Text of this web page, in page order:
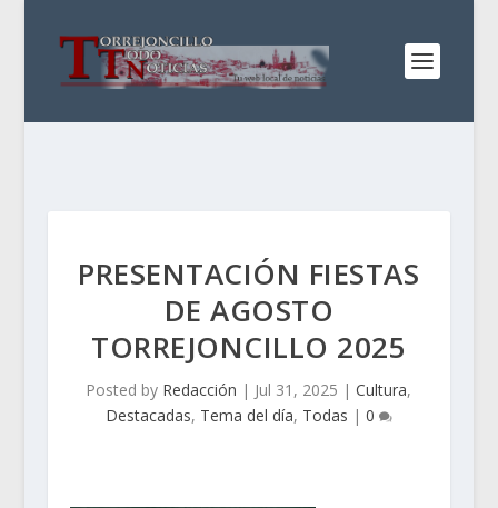
PRESENTACIÓN FIESTAS
DE AGOSTO
TORREJONCILLO 2025
Posted by Redacción | Jul 31, 2025 |Cultura,
Destacadas, Tema del día, Todas | 0